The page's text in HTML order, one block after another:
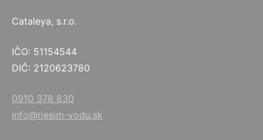
Cataleya, s.r.o.
IČO: 51154544
DIČ: 2120623780
0910 378 830
info@riesim-vodu.sk